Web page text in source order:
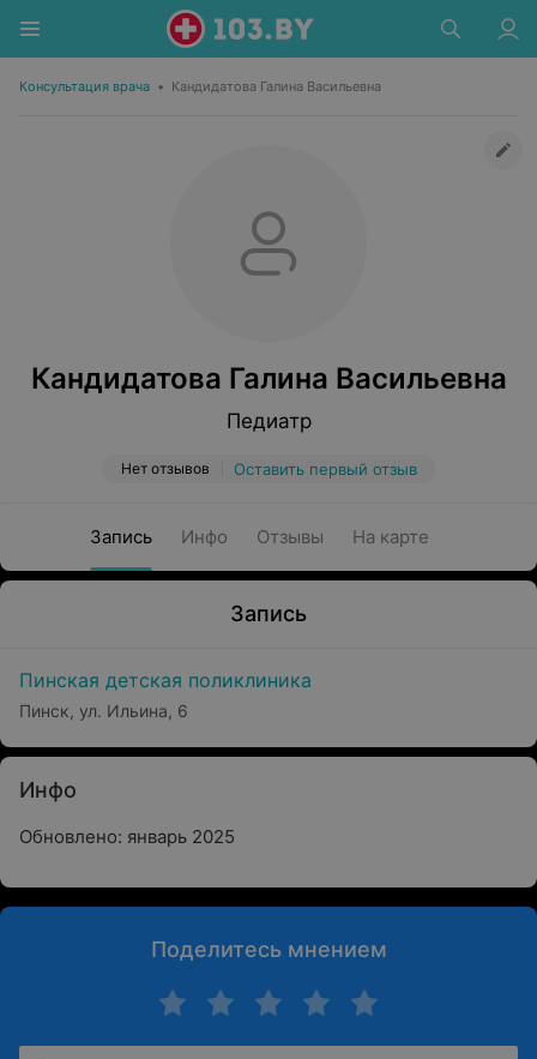
Консультация врача • Кандидатова Галина Васильевна
Кандидатова Галина Васильевна
Педиатр
Нет отзывов Оставить первый отзыв
Запись Инфо Отзывы На карте
Запись
Пинская детская поликлиника
Пинск, ул. Ильина, 6
Инфо
Обновлено: январь 2025
Поделитесь мнением